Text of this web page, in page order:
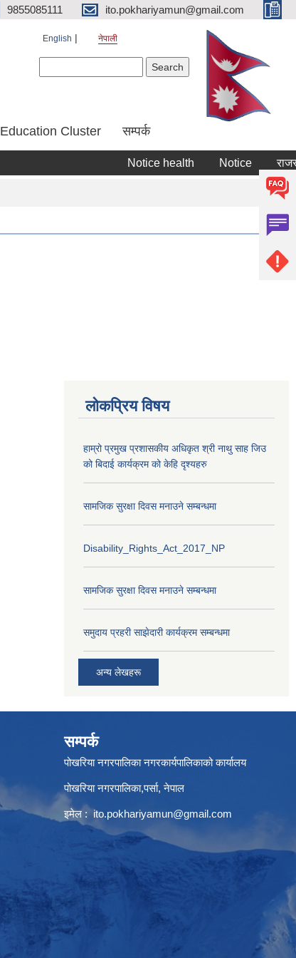
9855085111 ito.pokhariyamun@gmail.com
English नेपाली
Education Cluster सम्पर्क
Notice health Notice राजस्व
लोकप्रिय विषय
हाम्रो प्रमुख प्रशासकीय अधिकृत श्री नाथु साह जिउ
को बिदाई कार्यक्रम को केहि दृश्यहरु
सामजिक सुरक्षा दिवस मनाउने सम्बन्धमा
Disability_Rights_Act_2017_NP
सामजिक सुरक्षा दिवस मनाउने सम्बन्धमा
समुदाय प्रहरी साझेदारी कार्यक्रम सम्बन्धमा
अन्य लेखहरू
सम्पर्क
पोखरिया नगरपालिका नगरकार्यपालिकाको कार्यालय
पोखरिया नगरपालिका,पर्सा, नेपाल
इमेल : ito.pokhariyamun@gmail.com